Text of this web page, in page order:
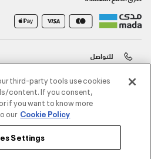
للتواصل
خدمة العملاء
third-party tools use cookies
content. If you consent,
if you want to know more
our Cookie Policy
Settings